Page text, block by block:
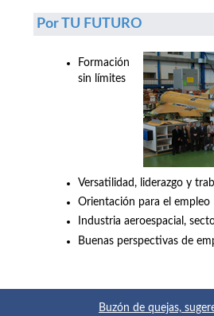
Por TU FUTURO
Formación
sin límites
Versatilidad, liderazgo y
Orientación para el empleo
Industria aeroespacial,
Buenas perspectivas de
Buzón de quejas,